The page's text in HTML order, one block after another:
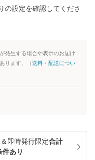
の設定を確認してくださ
発生する場合や表示のお届け
ります。（送料・配送につい
即時発行限定合計
あり